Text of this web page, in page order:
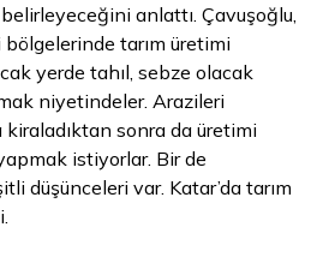
anlattı. Çavuşoğlu,
tarım üretimi
yerde tahıl, sebze olacak
niyetindeler. Arazileri
sonra da üretimi
istiyorlar. Bir de
düşünceleri var. Katar’da tarım